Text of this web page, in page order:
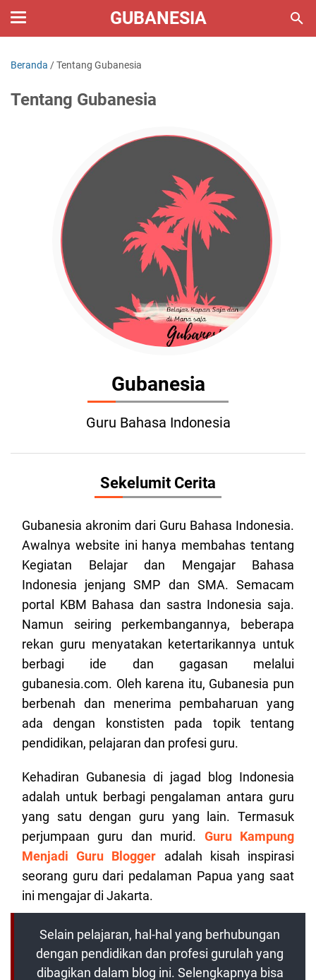
GUBANESIA
Beranda /Tentang Gubanesia
Tentang Gubanesia
Gubanesia
Guru Bahasa Indonesia
Sekelumit Cerita
Gubanesia akronim dari Guru Bahasa Indonesia.
Awalnya website ini hanya membahas tentang
Kegiatan Belajar dan Mengajar Bahasa
Indonesia jenjang SMP dan SMA. Semacam
portal KBM Bahasa dan sastra Indonesia saja.
Namun seiring perkembangannya, beberapa
rekan guru menyatakan ketertarikannya untuk
berbagi ide dan gagasan melalui
gubanesia.com. Oleh karena itu, Gubanesia pun
berbenah dan menerima pembaharuan yang
ada dengan konstisten pada topik tentang
pendidikan, pelajaran dan profesi guru.
Kehadiran Gubanesia di jagad blog Indonesia
adalah untuk berbagi pengalaman antara guru
yang satu dengan guru yang lain. Termasuk
perjumpaan guru dan murid. Guru Kampung
Menjadi Guru Blogger adalah kisah inspirasi
seorang guru dari pedalaman Papua yang saat
ini mengajar di Jakarta.
Selain pelajaran, hal-hal yang berhubungan
dengan pendidikan dan profesi gurulah yang
dibagikan dalam blog ini. Selengkapnya bisa